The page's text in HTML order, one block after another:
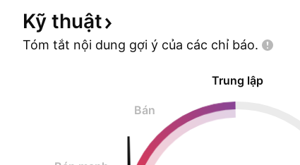
Kỹ thuật
Tóm tắt nội dung gợi ý của các chỉ báo.
Trung lập
Bán